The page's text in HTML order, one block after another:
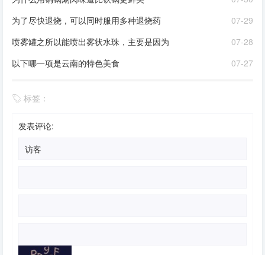
07-29
为了尽快退烧，可以同时服用多种退烧药
07-28
喷雾罐之所以能喷出雾状水珠，主要是因为
07-27
以下哪一项是云南的特色美食
标签：
发表评论: